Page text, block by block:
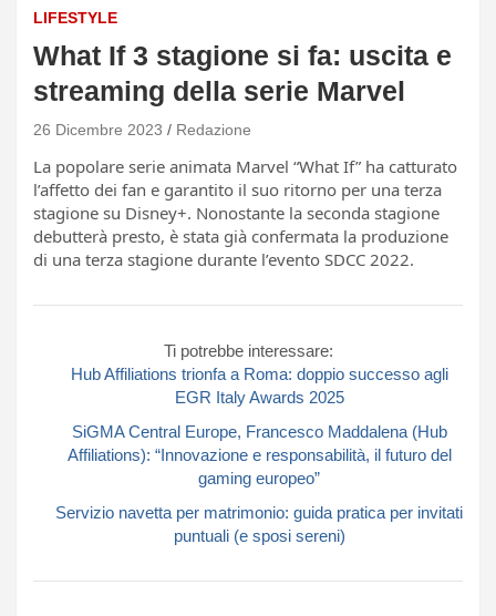
LIFESTYLE
What If 3 stagione si fa: uscita e
streaming della serie Marvel
26 Dicembre 2023 Redazione
La popolare serie animata Marvel “What If” ha catturato
l’affetto dei fan e garantito il suo ritorno per una terza
stagione su Disney+. Nonostante la seconda stagione
debutterà presto, è stata già confermata la produzione
di una terza stagione durante l’evento SDCC 2022.
Ti potrebbe interessare:
Hub Affiliations trionfa a Roma: doppio successo agli
EGR Italy Awards 2025
SiGMA Central Europe, Francesco Maddalena (Hub
Affiliations): “Innovazione e responsabilità, il futuro del
gaming europeo”
Servizio navetta per matrimonio: guida pratica per invitati
puntuali (e sposi sereni)